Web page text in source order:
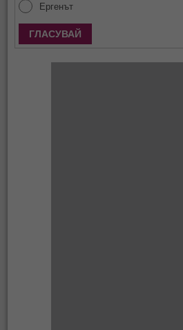
Ергенът